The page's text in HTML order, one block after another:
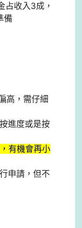
占收入3成，
備
高，需仔細
進度或是按
有機會再小
申請，但不